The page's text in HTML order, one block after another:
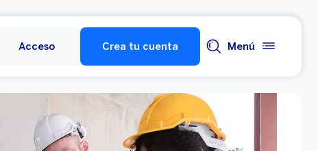
Acceso Crea tu cuenta Menú